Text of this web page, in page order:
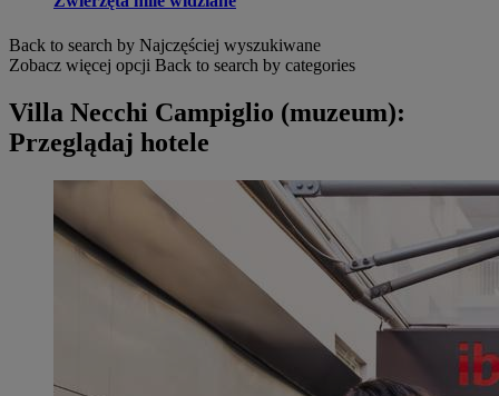
Back to search by Najczęściej wyszukiwane
Zobacz więcej opcji Back to search by categories
Villa Necchi Campiglio (muzeum):
Przeglądaj hotele